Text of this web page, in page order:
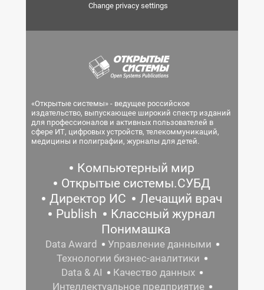
Change privacy settings
«Открытые системы» - ведущее российское
издательство, выпускающее широкий спектр изданий
для профессионалов и активных пользователей в
сфере ИТ, цифровых устройств, телекоммуникаций,
медицины и полиграфии, журналы для детей.
Компьютерный мир
Открытые системы.СУБД
Директор ИС
Лечащий врач
Publish
Классный журнал
Понимашка
Data Award
Управление данными
Технологии бизнес-аналитики
Data & AI
Качество данных
Интеллектуальное предприятие